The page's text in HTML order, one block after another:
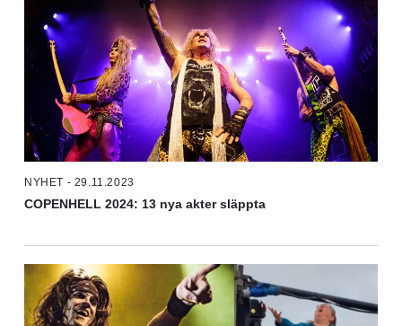
NYHET - 29.11.2023
COPENHELL 2024: 13 nya akter släppta